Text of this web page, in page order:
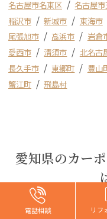
電話相談
名古屋市名東区
名古屋
稲沢市
新城市 東海市
尾張旭市
高浜市 岩倉
愛西市
清須市 北名古
長久手市
東郷町 豊山
蟹江町
飛島村
愛知県のカー
電話相談
電話相談
電話相談 リフ